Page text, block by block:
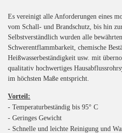
Es vereinigt alle Anforderungen eines
vom Schall- und Brandschutz, bis hin
Selbstverständlich wurden alle
Schwerentflammbarkeit, chemische
Heißwasserbeständigkeit usw. mit
qualitativ hochwertiges
im höchsten Maße entspricht.
Vorteil:
- Temperaturbeständig bis 95° C
- Geringes Gewicht
- Schnelle und leichte Reinigung und